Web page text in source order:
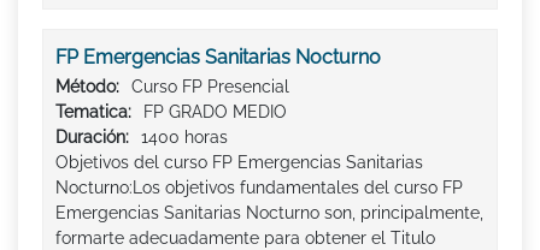
FP Emergencias Sanitarias Nocturno
Método:
Curso FP Presencial
Tematica:
FP GRADO MEDIO
Duración:
1400 horas
Objetivos del curso FP Emergencias Sanitarias
Nocturno:Los objetivos fundamentales del curso FP
Emergencias Sanitarias Nocturno son, principalmente,
formarte adecuadamente para obtener el Titulo